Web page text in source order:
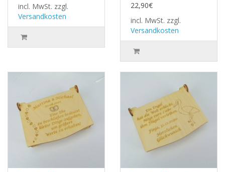
incl. MwSt. zzgl.
Versandkosten
22,90€
incl. MwSt. zzgl.
Versandkosten